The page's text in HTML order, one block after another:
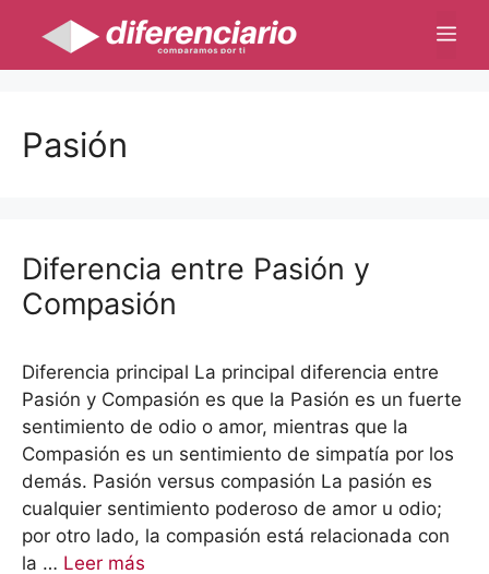
contenido
Pasión
Diferencia entre Pasión y
Compasión
Diferencia principal La principal diferencia entre
Pasión y Compasión es que la Pasión es un fuerte
sentimiento de odio o amor, mientras que la
Compasión es un sentimiento de simpatía por los
demás. Pasión versus compasión La pasión es
cualquier sentimiento poderoso de amor u odio;
por otro lado, la compasión está relacionada con
la … Leer más